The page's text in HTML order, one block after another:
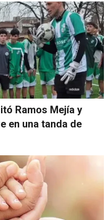
Ramos Mejía y
en una tanda de